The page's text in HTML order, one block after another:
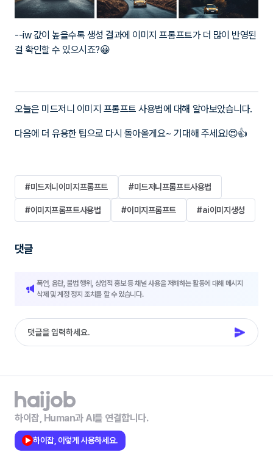
--iw 값이 높을수록 생성 결과에 이미지 프롬프트가 더 많이 반영된
걸 확인할 수 있으시죠?😀
오늘은 미드저니 이미지 프롬프트 사용법에 대해 알아보았습니다.
#ai이미지생성
삭제 및 계정 정지 조치를 할 수 있습니다.
하이잡, Human과 AI를 연결합니다.
하이잡, 이렇게 사용하세요.